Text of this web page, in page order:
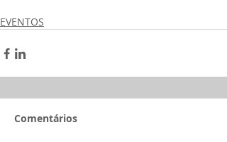
EVENTOS
Comentários